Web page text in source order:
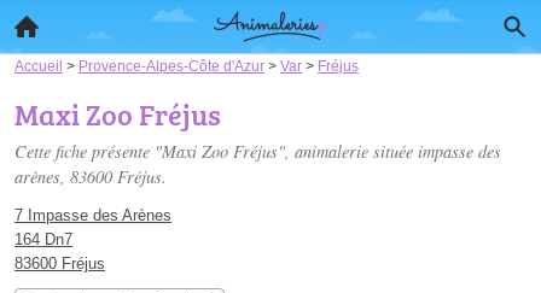
Accueil > Provence-Alpes-Côte d'Azur > Var > Fréjus
Maxi Zoo Fréjus
Cette fiche présente "Maxi Zoo Fréjus", animalerie située impasse des
arènes, 83600 Fréjus.
7 Impasse des Arènes
164 Dn7
83600 Fréjus